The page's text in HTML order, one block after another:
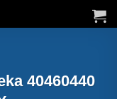
40460440